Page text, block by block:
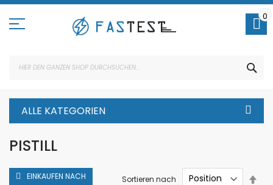
Direkt
Inhalt
0
ALLE KATEGORIEN
PISTILL
Sortieren nach
EINKAUFEN NACH